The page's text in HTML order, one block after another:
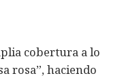
cobertura a lo
rosa”, haciendo